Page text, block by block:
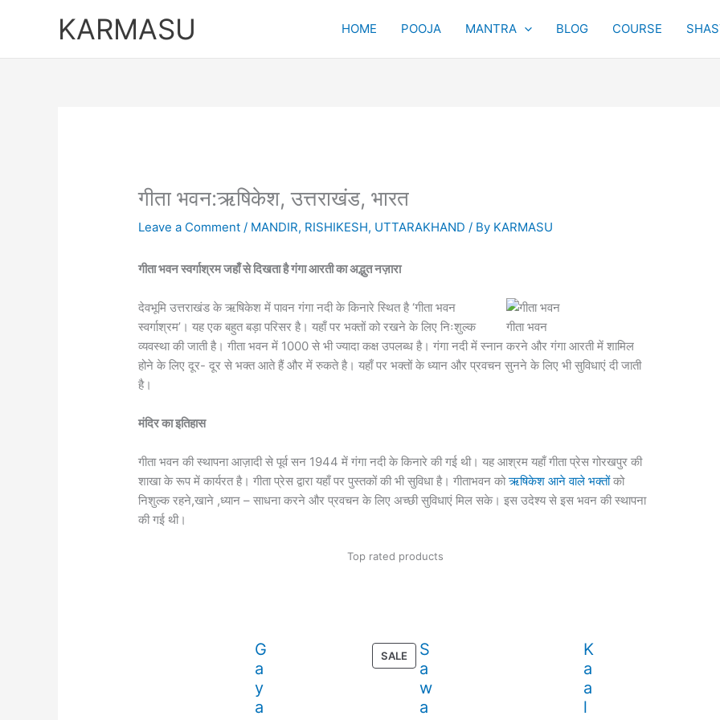
KARMASU HOME POOJA MANTRA BLOG COURSE
गीता भवन:ऋषिकेश, उत्तराखंड, भारत
Leave a Comment / MANDIR, RISHIKESH, UTTARAKHAND / By KARMASU
गीता भवन स्वर्गाश्रम जहाँ से दिखता है गंगा आरती का अद्भुत नज़ारा
गीता भवन
देवभूमि उत्तराखंड के ऋषिकेश में पावन गंगा नदी के किनारे स्थित है ‘गीता भवन
स्वर्गाश्रम’। यह एक बहुत बड़ा परिसर है। यहाँ पर भक्तों को रखने के लिए निःशुल्क
व्यवस्था की जाती है। गीता भवन में 1000 से भी ज्यादा कक्ष उपलब्ध है। गंगा नदी में स्नान करने और गंगा आरती में शामिल
होने के लिए दूर- दूर से भक्त आते हैं और में रुकते है। यहाँ पर भक्तों के ध्यान और प्रवचन सुनने के लिए भी सुविधाएं दी जाती
है।
मंदिर का इतिहास
गीता भवन की स्थापना आज़ादी से पूर्व सन 1944 में गंगा नदी के किनारे की गई थी। यह आश्रम यहाँ गीता प्रेस गोरखपुर की
शाखा के रूप में कार्यरत है। गीता प्रेस द्वारा यहाँ पर पुस्तकों की भी सुविधा है। गीताभवन कोऋषिकेश आने वाले भक्तोंको
निशुल्क रहने,खाने ,ध्यान – साधना करने और प्रवचन के लिए अच्छी सुविधाएं मिल सके। इस उदेश्य से इस भवन की स्थापना
की गई थी।
Top rated products
G
a
y
a
SALEPRODUCT
ON
SALE
S
a
w
a
price
price
K
a
a
l